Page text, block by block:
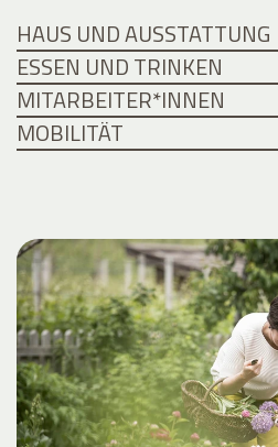
HAUS UND AUSSTATTUNG
ESSEN UND TRINKEN
MITARBEITER*INNEN
MOBILITÄT